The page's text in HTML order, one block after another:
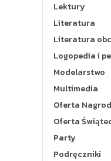
Lektury
Literatura
Literatura
Logopedia i
Modelarstwo
Multimedia
Oferta
Oferta
Party
Podręczniki